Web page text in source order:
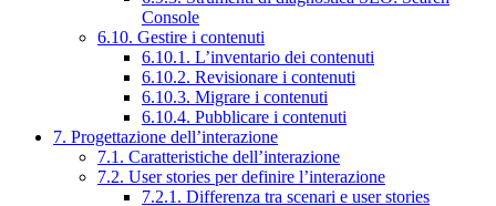
Console
6.10. Gestire i contenuti
6.10.1. L’inventario dei contenuti
6.10.2. Revisionare i contenuti
6.10.3. Migrare i contenuti
6.10.4. Pubblicare i contenuti
7. Progettazione dell’interazione
7.1. Caratteristiche dell’interazione
7.2. User stories per definire l’interazione
7.2.1. Differenza tra scenari e user stories